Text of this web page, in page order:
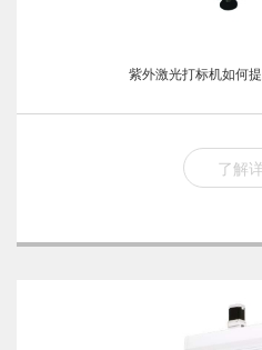
紫外激光打标机如何
了解